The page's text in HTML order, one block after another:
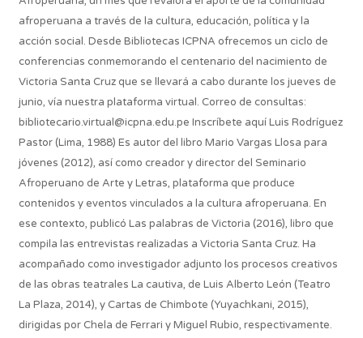
afroperuana a través de la cultura, educación, política y la
acción social. Desde Bibliotecas ICPNA ofrecemos un ciclo de
conferencias conmemorando el centenario del nacimiento de
Victoria Santa Cruz que se llevará a cabo durante los jueves de
junio, vía nuestra plataforma virtual. Correo de consultas:
bibliotecario.virtual@icpna.edu.pe Inscríbete aquí Luis Rodríguez
Pastor (Lima, 1988) Es autor del libro Mario Vargas Llosa para
jóvenes (2012), así como creador y director del Seminario
Afroperuano de Arte y Letras, plataforma que produce
contenidos y eventos vinculados a la cultura afroperuana. En
ese contexto, publicó Las palabras de Victoria (2016), libro que
compila las entrevistas realizadas a Victoria Santa Cruz. Ha
acompañado como investigador adjunto los procesos creativos
de las obras teatrales La cautiva, de Luis Alberto León (Teatro
La Plaza, 2014), y Cartas de Chimbote (Yuyachkani, 2015),
dirigidas por Chela de Ferrari y Miguel Rubio, respectivamente.